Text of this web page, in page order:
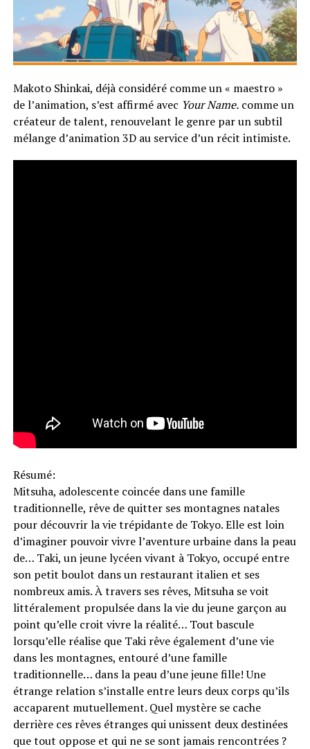
Makoto Shinkai, déjà considéré comme un « maestro »
de l’animation, s’est affirmé avec Your Name.comme un
créateur de talent, renouvelant le genre par un subtil
mélange d’animation 3D au service d’un récit intimiste.
Résumé:
Mitsuha, adolescente coincée dans une famille
traditionnelle, rêve de quitter ses montagnes natales
pour découvrir la vie trépidante de Tokyo. Elle est loin
d’imaginer pouvoir vivre l’aventure urbaine dans la peau
de… Taki, un jeune lycéen vivant à Tokyo, occupé entre
son petit boulot dans un restaurant italien et ses
nombreux amis. À travers ses rêves, Mitsuha se voit
littéralement propulsée dans la vie du jeune garçon au
point qu’elle croit vivre la réalité… Tout bascule
lorsqu’elle réalise que Taki rêve également d’une vie
dans les montagnes, entouré d’une famille
traditionnelle… dans la peau d’une jeune fille! Une
étrange relation s’installe entre leurs deux corps qu’ils
accaparent mutuellement. Quel mystère se cache
derrière ces rêves étranges qui unissent deux destinées
que tout oppose et qui ne se sont jamais rencontrées ?